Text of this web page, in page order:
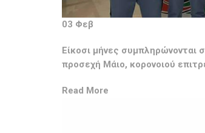
03 Φεβ
Είκοσι μήνες
προσεχή Μάιο, κορονοιού
Read More